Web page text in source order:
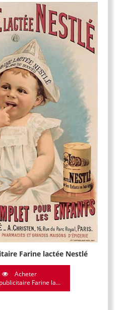
Farine lactée Nestlé
Acheter
Farine la...